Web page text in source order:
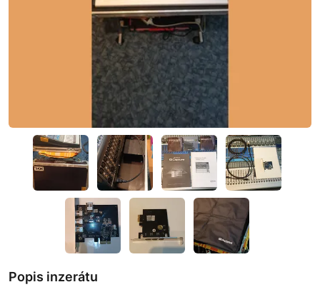
Popis inzerátu